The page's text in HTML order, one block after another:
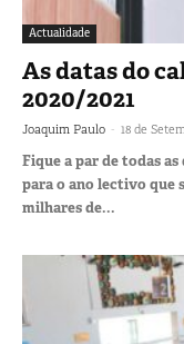
Actualidade
As datas do
2020/2021
Joaquim Paulo - 18 de
Fique a par de todas
para o ano lectivo que
milhares de...